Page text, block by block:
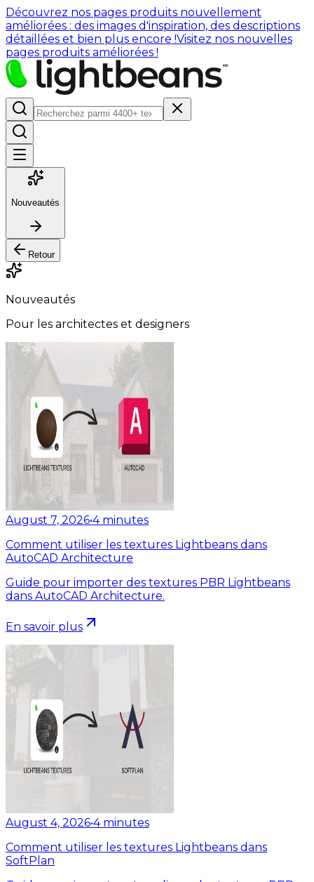
Découvrez nos pages produits nouvellement
améliorées : des images d'inspiration, des descriptions
détaillées et bien plus encore !Visitez nos nouvelles
pages produits améliorées !
Nouveautés
Retour
Nouveautés
Pour les architectes et designers
August 7, 2026•4 minutes
Comment utiliser les textures Lightbeans dans
AutoCAD Architecture
Guide pour importer des textures PBR Lightbeans
dans AutoCAD Architecture.
En savoir plus
August 4, 2026•4 minutes
Comment utiliser les textures Lightbeans dans
SoftPlan